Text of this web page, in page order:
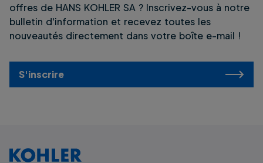
offres de HANS KOHLER SA ? Inscrivez-vous à notre
bulletin d'information et recevez toutes les
nouveautés directement dans votre boîte e-mail !
S'inscrire